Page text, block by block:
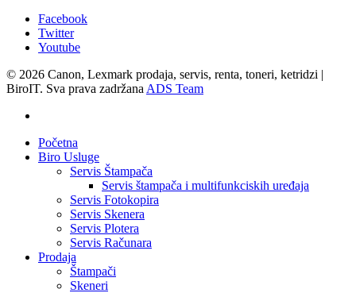
Facebook
Twitter
Youtube
© 2026 Canon, Lexmark prodaja, servis, renta, toneri, ketridzi |
BiroIT. Sva prava zadržana ADS Team
Close
Menu
Početna
Biro Usluge
Servis Štampača
Servis štampača i multifunkciskih uređaja
Servis Fotokopira
Servis Skenera
Servis Plotera
Servis Računara
Prodaja
Štampači
Skeneri